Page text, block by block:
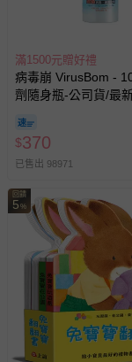
運送服務：目
區，可能會無法
亦保留出貨與否
費用，可能會另
商品實際的配
已出貨通知之訊
如您收到商品
情形，您可申
若您對於會員帳
式、折價券與
問，你可詳見：
預購商品：預
助取消退款事宜
商品如因「價格
會主動以簡訊及
滿1500元贈好禮
病毒崩 VirusBom -
劑隨身瓶-公司貨/最
$370
已售出 98971
回饋
5 %